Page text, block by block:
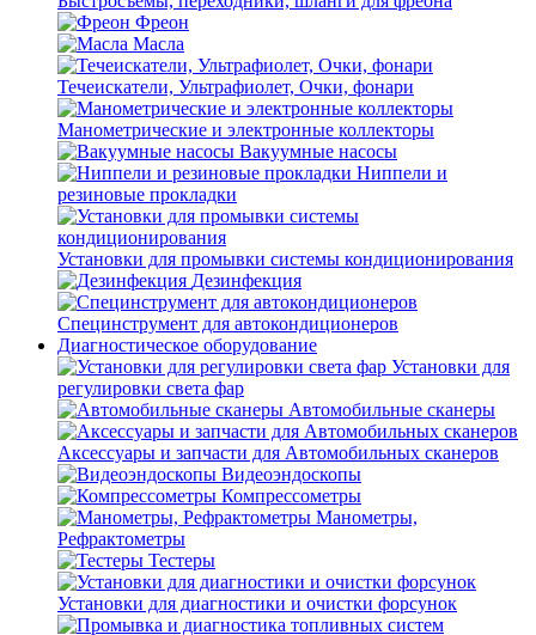
Фреон
Масла
Течеискатели, Ультрафиолет, Очки, фонари
Манометрические и электронные коллекторы
Вакуумные насосы
Ниппели и
резиновые прокладки
Установки для промывки системы кондиционирования
Дезинфекция
Специнструмент для автокондиционеров
Диагностическое оборудование
Установки для
регулировки света фар
Автомобильные сканеры
Аксессуары и запчасти для Автомобильных сканеров
Видеоэндоскопы
Компрессометры
Манометры,
Рефрактометры
Тестеры
Установки для диагностики и очистки форсунок